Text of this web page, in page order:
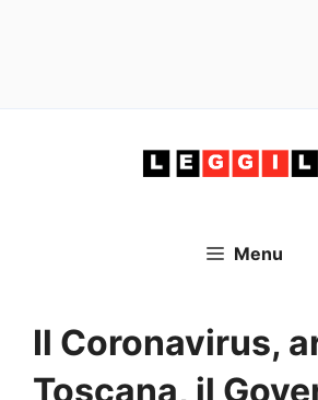
Menu
Il Coronavirus,
Toscana, il